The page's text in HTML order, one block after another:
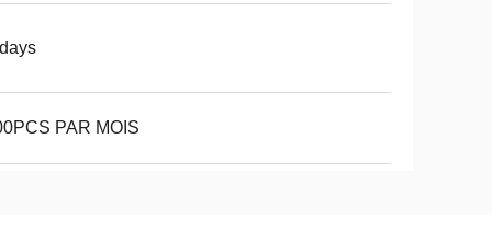
PAR MOIS